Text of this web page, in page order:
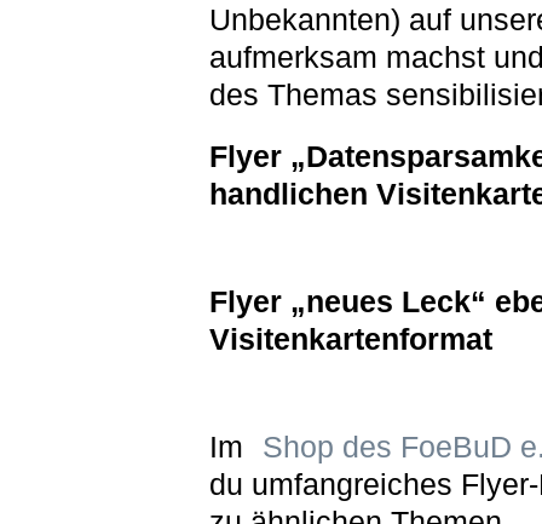
Unbekannten) auf
aufmerksam machst
des Themas
Flyer
handlichen
Flyer „neues Leck“
Visitenkartenformat
Im
Shop des FoeBuD
du umfangreiches